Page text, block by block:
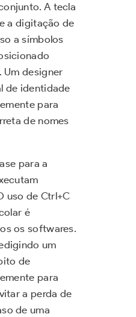
A tecla
a digitação de
a símbolos
Um designer
de identidade
para
de nomes
para a
uso de Ctrl+C
é
os softwares.
um
de
para
a perda de
de uma